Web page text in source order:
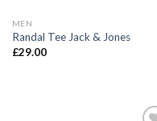
MEN
Randal Tee Jack & Jones
£29.00